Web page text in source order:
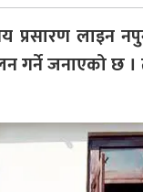
प्रसारण लाइन
गर्ने जनाएको